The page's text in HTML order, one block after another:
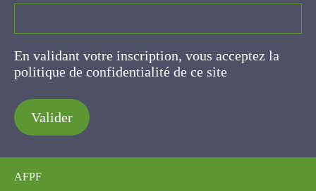
En validant votre inscription, vous acceptez la
politique de confidentialité de ce site
Valider
AFPF